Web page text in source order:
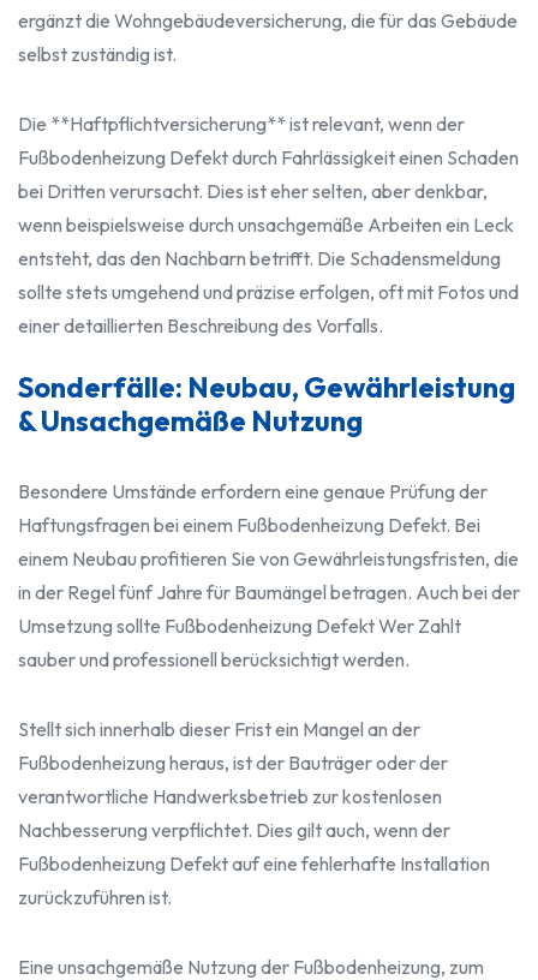
ergänzt die Wohngebäudeversicherung, die für das Gebäude
selbst zuständig ist.
Die **Haftpflichtversicherung** ist relevant, wenn der
Fußbodenheizung Defekt durch Fahrlässigkeit einen Schaden
bei Dritten verursacht. Dies ist eher selten, aber denkbar,
wenn beispielsweise durch unsachgemäße Arbeiten ein Leck
entsteht, das den Nachbarn betrifft. Die Schadensmeldung
sollte stets umgehend und präzise erfolgen, oft mit Fotos und
einer detaillierten Beschreibung des Vorfalls.
Sonderfälle: Neubau, Gewährleistung
& Unsachgemäße Nutzung
Besondere Umstände erfordern eine genaue Prüfung der
Haftungsfragen bei einem Fußbodenheizung Defekt. Bei
einem Neubau profitieren Sie von Gewährleistungsfristen, die
in der Regel fünf Jahre für Baumängel betragen. Auch bei der
Umsetzung sollte Fußbodenheizung Defekt Wer Zahlt
sauber und professionell berücksichtigt werden.
Stellt sich innerhalb dieser Frist ein Mangel an der
Fußbodenheizung heraus, ist der Bauträger oder der
verantwortliche Handwerksbetrieb zur kostenlosen
Nachbesserung verpflichtet. Dies gilt auch, wenn der
Fußbodenheizung Defekt auf eine fehlerhafte Installation
zurückzuführen ist.
Eine unsachgemäße Nutzung der Fußbodenheizung, zum